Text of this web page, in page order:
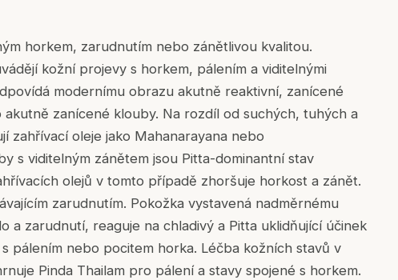
horkem, zarudnutím nebo zánětlivou kvalitou.
kožní projevy s horkem, pálením a viditelnými
modernímu obrazu akutně reaktivní, zanícené
zanícené klouby. Na rozdíl od suchých, tuhých a
zahřívací oleje jako Mahanarayana nebo
s viditelným zánětem jsou Pitta-dominantní stav
olejů v tomto případě zhoršuje horkost a zánět.
zarudnutím. Pokožka vystavená nadměrnému
a zarudnutí, reaguje na chladivý a Pitta uklidňující účinek
pálením nebo pocitem horka. Léčba kožních stavů v
Pinda Thailam pro pálení a stavy spojené s horkem.